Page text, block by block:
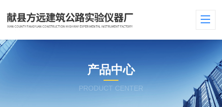
产品中心
PRODUCT CENTER